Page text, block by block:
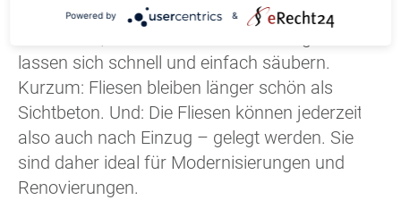
häufig schon nach kurzer Bewitterung zu
lassen sich schnell und einfach säubern.
Kurzum: Fliesen bleiben länger schön als
Sichtbeton. Und: Die Fliesen können jederzeit –
also auch nach Einzug – gelegt werden. Sie
sind daher ideal für Modernisierungen und
Renovierungen.
Powered by &